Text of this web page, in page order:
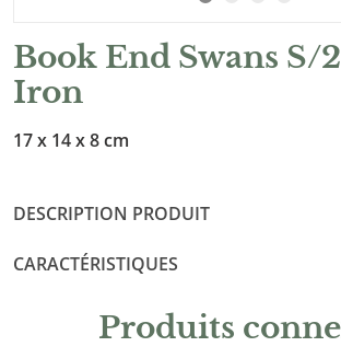
Book End Swans S/
Iron
17 x 14 x 8 cm
DESCRIPTION PRODUIT
CARACTÉRISTIQUES
Produits